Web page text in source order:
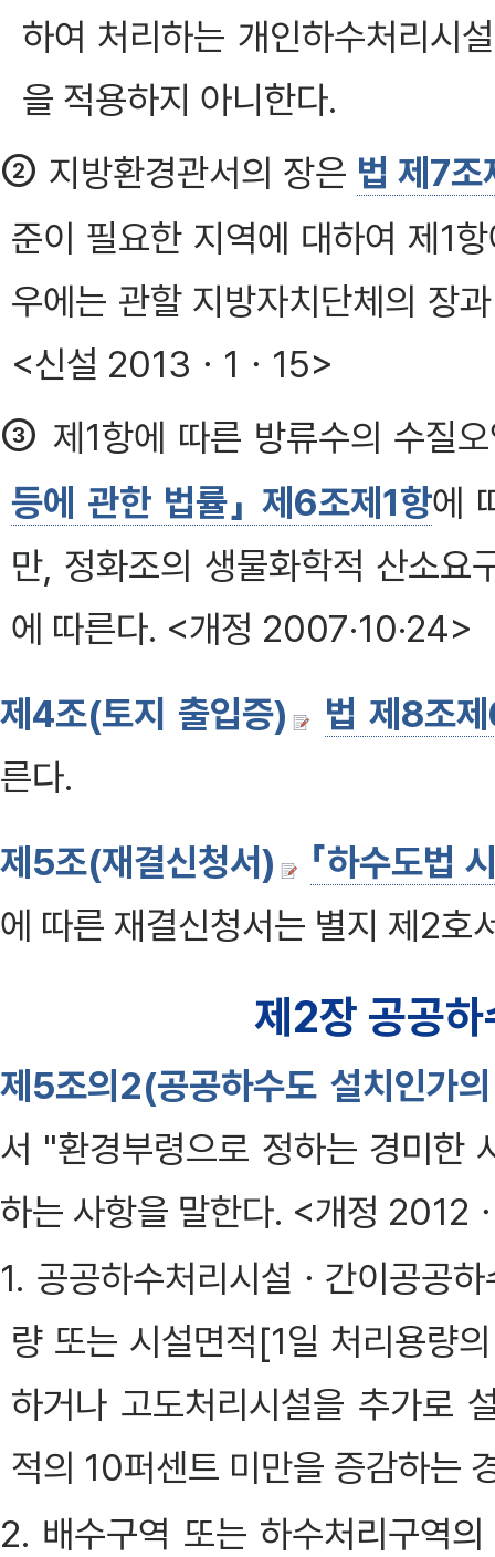
하여 처리하는 개인하수처리시
을 적용하지 아니한다.
② 지방환경관서의 장은 법 제7
준이 필요한 지역에 대하여 제1
우에는 관할 지방자치단체의 장
<신설 2013ㆍ1ㆍ15>
③ 제1항에 따른 방류수의 수질
등에 관한 법률」 제6조제1항에
만, 정화조의 생물화학적 산소
에 따른다. <개정 2007·10·24>
제4조(토지 출입증)
법 제8조
른다.
제5조(재결신청서)
「하수도법
에 따른 재결신청서는 별지 제2호
제2장 공공
제5조의2(공공하수도 설치인가
서 "환경부령으로 정하는 경미한
하는 사항을 말한다. <개정
1. 공공하수처리시설ㆍ간이공공
량 또는 시설면적[1일 처리용량
하거나 고도처리시설을 추가로
적의 10퍼센트 미만을 증감하는
2. 배수구역 또는 하수처리구역